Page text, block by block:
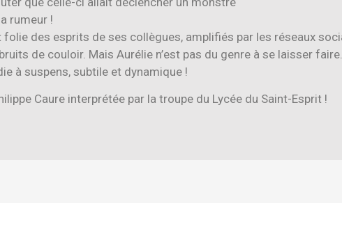
rumeur !
folie des esprits de ses collègues, amplifiés par les réseaux
de couloir. Mais Aurélie n’est pas du genre à se laisser
à suspens, subtile et dynamique !
Caure interprétée par la troupe du Lycée du Saint-Esprit !